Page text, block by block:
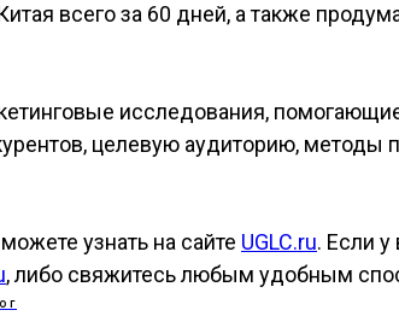
всего за 60 дней, а также
исследования,
целевую аудиторию, методы
узнать на сайте UGLC.ru. Если у
, либо свяжитесь любым удобным